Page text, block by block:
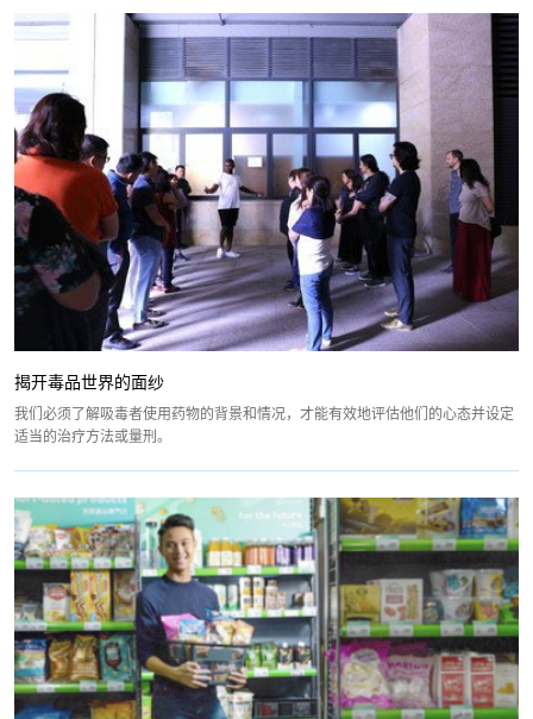
揭开毒品世界的面纱
我们必须了解吸毒者使用药物的背景和情况，才能有效地评估他们的心态并设定
适当的治疗方法或量刑。